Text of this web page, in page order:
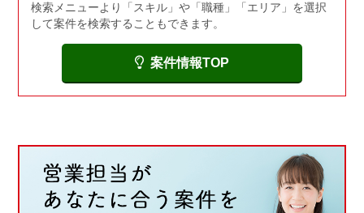
検索メニューより「スキル」や「職種」「エリア」を選択
して案件を検索することもできます。
案件情報TOP